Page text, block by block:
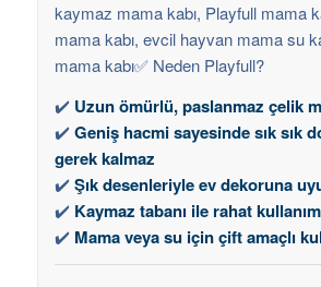
kaymaz mama kabı, Playfull mama
mama kabı, evcil hayvan mama su
mama kabı✅ Neden Playfull?
✔️ Uzun ömürlü, paslanmaz çelik
✔️Geniş hacmi sayesinde sık sık
gerek kalmaz
✔️Şık desenleriyle ev dekoruna
✔️ Kaymaz tabanı ile rahat
✔️ Mama veya su için çift amaçlı